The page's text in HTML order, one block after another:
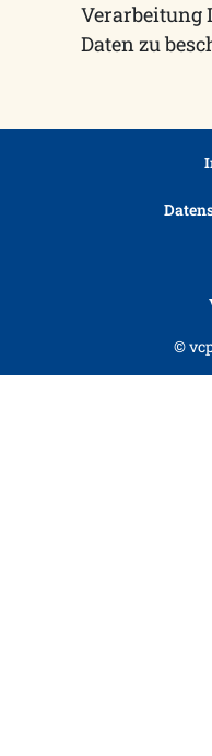
Verarbeitung
Daten zu
©